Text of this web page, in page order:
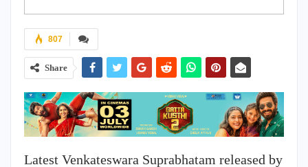
807
Share
Latest Venkateswara Suprabhatam released by